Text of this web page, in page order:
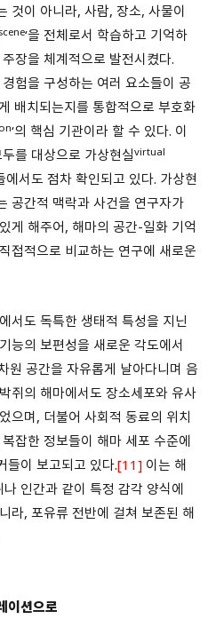
것이 아니라, 사람, 장소, 사물이
‘을 전체로서 학습하고 기억하
장을 체계적으로 발전시켰다.
험을 구성하는 여러 요소들이 공
배치되는지를 통합적으로 부호화
‘의 핵심 기관이라 할 수 있다. 이
를 대상으로 가상현실virtual
서도 점차 확인되고 있다. 가상현
공간적 맥락과 사건을 연구자가
게 해주어, 해마의 공간-일화 기억
접적으로 비교하는 연구에 새로운
서도 독특한 생태적 특성을 지닌
능의 보편성을 새로운 각도에서
원 공간을 자유롭게 날아다니며 음
쥐의 해마에서도 장소세포와 유사
으며, 더불어 사회적 동료의 위치
잡한 정보들이 해마 세포 수준에
들이 보고되고 있다.[11] 이는 해
인간과 같이 특정 감각 양식에
라, 포유류 전반에 걸쳐 보존된 해
이션으로